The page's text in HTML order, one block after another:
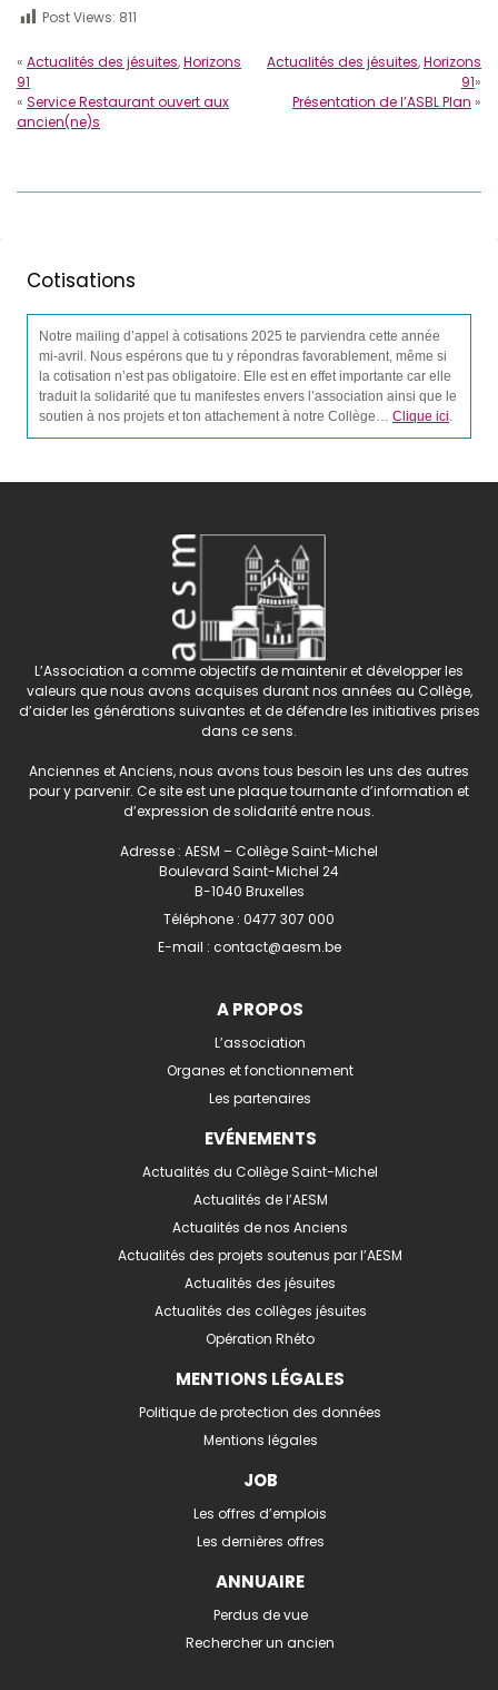
Post Views: 811
« Actualités des jésuites,Horizons
91
« Service Restaurant ouvert aux
ancien(ne)s
Actualités des jésuites,Horizons
91»
Présentation de l’ASBL Plan »
Cotisations
Notre mailing d’appel à cotisations 2025 te parviendra cette année
mi-avril. Nous espérons que tu y répondras favorablement, même si
la cotisation n’est pas obligatoire. Elle est en effet importante car elle
traduit la solidarité que tu manifestes envers l’association ainsi que le
soutien à nos projets et ton attachement à notre Collège… Clique ici.
L’Association a comme objectifs de maintenir et développer les
valeurs que nous avons acquises durant nos années au Collège,
d’aider les générations suivantes et de défendre les initiatives prises
dans ce sens.
Anciennes et Anciens, nous avons tous besoin les uns des autres
pour y parvenir. Ce site est une plaque tournante d’information et
d’expression de solidarité entre nous.
Adresse : AESM – Collège Saint-Michel
Boulevard Saint-Michel 24
B-1040 Bruxelles
Téléphone : 0477 307 000
E-mail : contact@aesm.be
A PROPOS
L’association
Organes et fonctionnement
Les partenaires
EVÉNEMENTS
Actualités du Collège Saint-Michel
Actualités de l’AESM
Actualités de nos Anciens
Actualités des projets soutenus par l’AESM
Actualités des jésuites
Actualités des collèges jésuites
Opération Rhéto
MENTIONS LÉGALES
Politique de protection des données
Mentions légales
JOB
Les offres d’emplois
Les dernières offres
ANNUAIRE
Perdus de vue
Rechercher un ancien